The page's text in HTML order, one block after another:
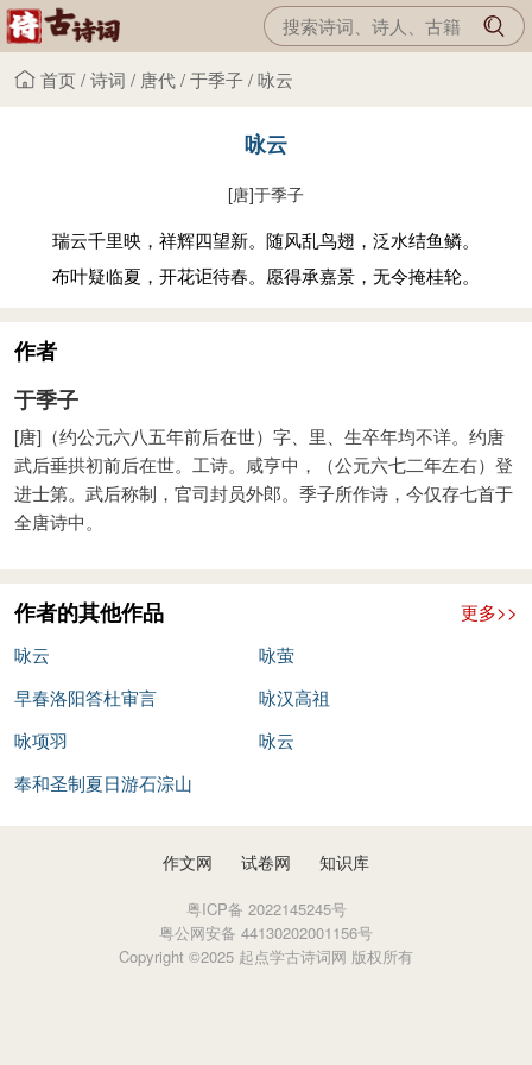
首页/诗词 / 唐代/于季子/咏云
咏云
[唐]于季子
瑞云千里映，祥辉四望新。随风乱鸟翅，泛水结鱼鳞。
布叶疑临夏，开花讵待春。愿得承嘉景，无令掩桂轮。
作者
于季子
[唐]（约公元六八五年前后在世）字、里、生卒年均不详。约唐
武后垂拱初前后在世。工诗。咸亨中，（公元六七二年左右）登
进士第。武后称制，官司封员外郎。季子所作诗，今仅存七首于
全唐诗中。
作者的其他作品
更多>>
咏云
咏萤
早春洛阳答杜审言
咏汉高祖
咏项羽
咏云
奉和圣制夏日游石淙山
作文网 试卷网 知识库
粤ICP备 2022145245号
粤公网安备 44130202001156号
Copyright ©2025 起点学古诗词网 版权所有